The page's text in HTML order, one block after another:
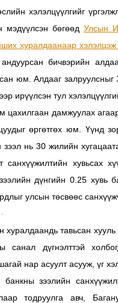
хэлэлцүүлгийг
мэдүүлсэн бөгөөд Улсын
хуралдаанаар хэлэлцэж
бичвэрийн
юм. Алдааг залруулсныг
ирүүлсэн тул
цахилгаан дамжуулах
өргөтгөх юм. Үүнд
нь 30 жилийн
санхүүжилтийн хувьсах
дүнгийн 0.25
улсын төсвөөс
тавьсан хууль
санал дүгнэлттэй
нар асуулт асууж, үг
зээлийн
тодруулга авч,